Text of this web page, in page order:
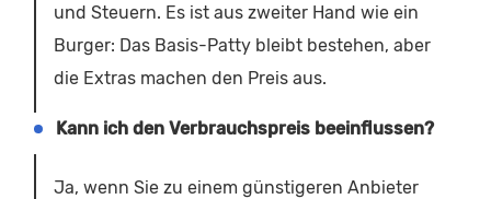
und Steuern. Es ist aus zweiter Hand wie ein
Burger: Das Basis-Patty bleibt bestehen, aber
die Extras machen den Preis aus.
Kann ich den Verbrauchspreis beeinflussen?
Ja, wenn Sie zu einem günstigeren Anbieter